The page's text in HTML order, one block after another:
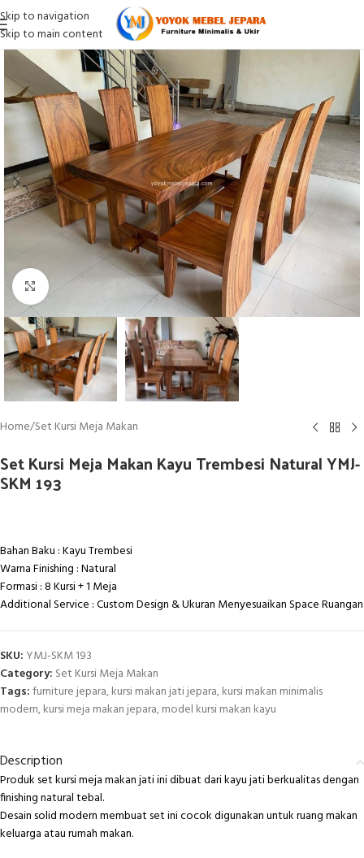
Skip to navigation
Skip to main content
Click to enlarge
Home/Set Kursi Meja Makan
Set Kursi Meja Makan Kayu Trembesi Natural YMJ-
SKM 193
Bahan Baku : Kayu Trembesi
Warna Finishing : Natural
Formasi : 8 Kursi + 1 Meja
Additional Service : Custom Design & Ukuran Menyesuaikan Space Ruangan
SKU: YMJ-SKM 193
Category: Set Kursi Meja Makan
Tags:furniture jepara,kursi makan jati jepara,kursi makan minimalis
modern,kursi meja makan jepara,model kursi makan kayu
Description
Produk set kursi meja makan jati ini dibuat dari kayu jati berkualitas dengan
finishing natural tebal.
Desain solid modern membuat set ini cocok digunakan untuk ruang makan
keluarga atau rumah makan.